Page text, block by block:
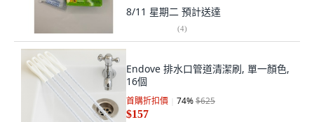
8/11 星期二 預計送達
(4)
Endove 排水口管道清潔刷, 單一顏色,
16個
首購折扣價 74%$625
$157